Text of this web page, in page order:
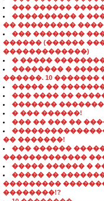
��� ������
���������� �
�� ���������
��� ��������
������ (������
�������������)
� �����
�������� �
������. 10 �������
����� ��
��� ���� ��
�������
� ��� ������!
��� �� ��� ��
�� �������!
��� ������
�������������
����� ������ �
����� ��
���������
��������!?